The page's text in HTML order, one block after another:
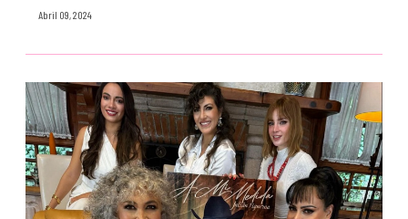
Abril 09, 2024